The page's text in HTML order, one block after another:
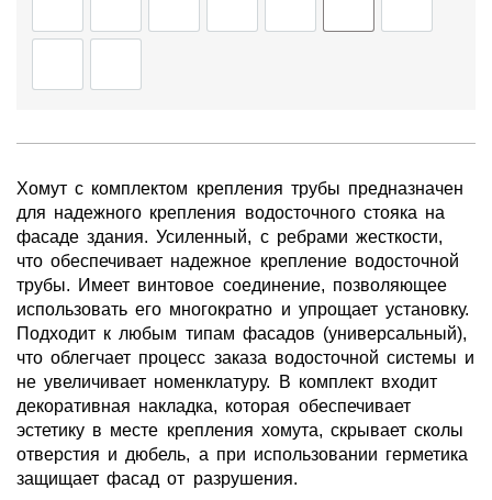
Хомут с комплектом крепления трубы предназначен
для надежного крепления водосточного стояка на
фасаде здания. Усиленный, с ребрами жесткости,
что обеспечивает надежное крепление водосточной
трубы. Имеет винтовое соединение, позволяющее
использовать его многократно и упрощает установку.
Подходит к любым типам фасадов (универсальный),
что облегчает процесс заказа водосточной системы и
не увеличивает номенклатуру. В комплект входит
декоративная накладка, которая обеспечивает
эстетику в месте крепления хомута, скрывает сколы
отверстия и дюбель, а при использовании герметика
защищает фасад от разрушения.